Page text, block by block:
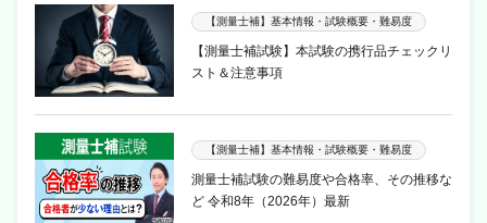
【測量士補】基本情報・試験概要・難易度
【測量士補試験】本試験の携行品チェックリ
スト＆注意事項
【測量士補】基本情報・試験概要・難易度
測量士補試験の難易度や合格率、その推移な
ど 令和8年（2026年）最新